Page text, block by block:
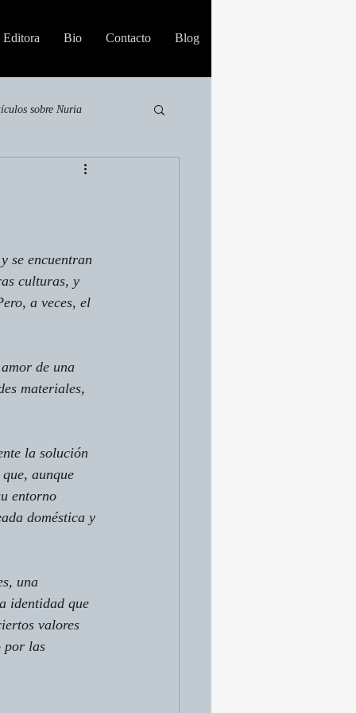
Bio Contacto Blog
sobre Nuria
se encuentran
culturas, y
a veces, el
de una
materiales,
la solución
aunque
entorno
doméstica y
una
identidad que
valores
por las